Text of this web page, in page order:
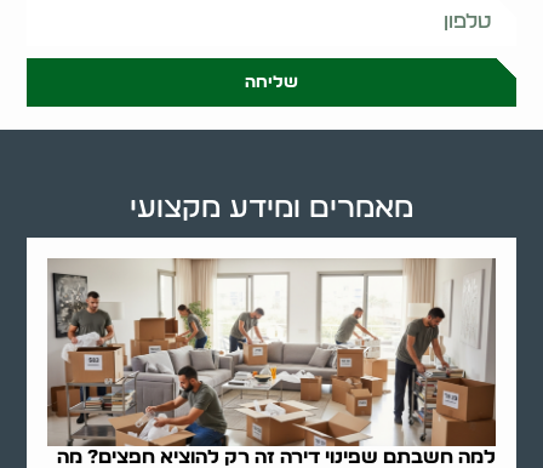
שליחה
למה חשבתם שפינוי דירה זה רק להוציא חפצים? מה
מאמרים ומידע מקצועי